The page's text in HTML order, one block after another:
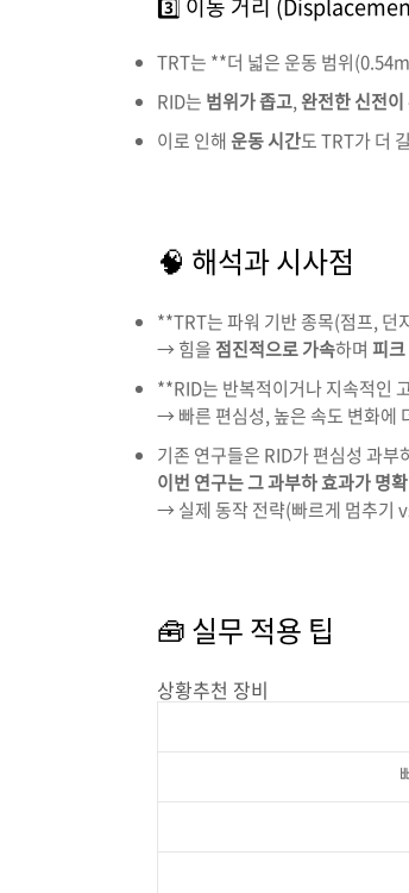
3️⃣ 이동 거리 (
TRT는 **더 넓은운동 범위(
RID는 범위가좁고, 완전한신전이
이로 인해운동시간도TRT가더
🧠 해석과시사점
**TRT는파워 기반종목(점프, 던
→힘을 점진적으로가속하며 피크
**RID는 반복적이거나지속적인
→빠른 편심성,높은 속도 변화에
기존 연구들은 RID가 편심성 과부
이번 연구는그과부하효과가명
→실제 동작전략(빠르게 멈추기
🧰실무적용 팁
상황추천 장비